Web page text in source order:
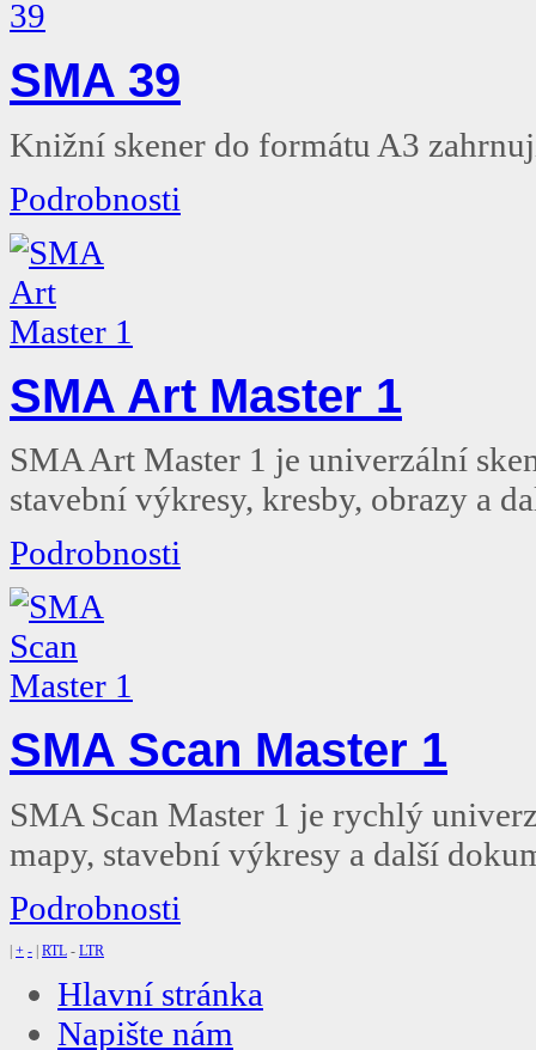
SMA 39
Knižní skener do formátu A3
Podrobnosti
SMA Art Master 1
SMA Art Master 1 je univerzální
stavební výkresy, kresby, obrazy a
Podrobnosti
SMA Scan Master 1
SMA Scan Master 1 je rychlý
mapy, stavební výkresy a další
Podrobnosti
+ - RTL - LTR
Hlavní stránka
Napište nám